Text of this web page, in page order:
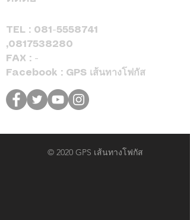
TEL : 081-5558741
,0817538280
FAX : -
Facebook : GPS เส้นทางโฟกัส
© 2020 GPS เส้นทางโฟกัส